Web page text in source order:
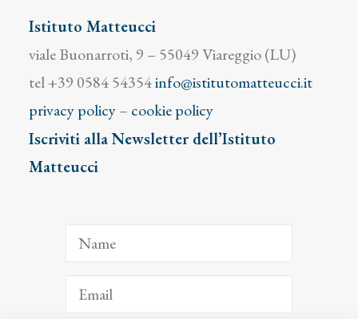
Istituto Matteucci
viale Buonarroti, 9 – 55049 Viareggio (LU)
tel +39 0584 54354info@istitutomatteucci.it
privacy policy– cookie policy
Iscriviti alla Newsletter dell’Istituto
Matteucci